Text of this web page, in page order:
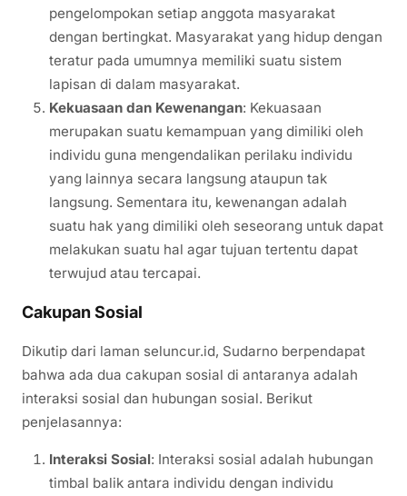
pengelompokan setiap anggota masyarakat
dengan bertingkat. Masyarakat yang hidup dengan
teratur pada umumnya memiliki suatu sistem
lapisan di dalam masyarakat.
Kekuasaan dan Kewenangan: Kekuasaan
merupakan suatu kemampuan yang dimiliki oleh
individu guna mengendalikan perilaku individu
yang lainnya secara langsung ataupun tak
langsung. Sementara itu, kewenangan adalah
suatu hak yang dimiliki oleh seseorang untuk dapat
melakukan suatu hal agar tujuan tertentu dapat
terwujud atau tercapai.
Cakupan Sosial
Dikutip dari laman seluncur.id, Sudarno berpendapat
bahwa ada dua cakupan sosial di antaranya adalah
interaksi sosial dan hubungan sosial. Berikut
penjelasannya:
Interaksi Sosial: Interaksi sosial adalah hubungan
timbal balik antara individu dengan individu